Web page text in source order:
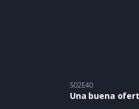
S02E40
Una buena